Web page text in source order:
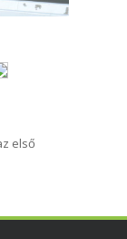
első